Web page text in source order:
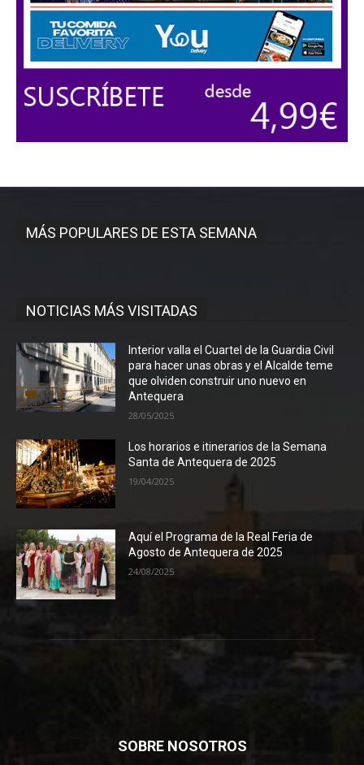
MÁS POPULARES DE ESTA SEMANA
NOTICIAS MÁS VISITADAS
Interior valla el Cuartel de la Guardia Civil
para hacer unas obras y el Alcalde teme
que olviden construir uno nuevo en
Antequera
28/05/2025
Los horarios e itinerarios de la Semana
Santa de Antequera de 2025
19/04/2025
Aquí el Programa de la Real Feria de
Agosto de Antequera de 2025
24/08/2025
SOBRE NOSOTROS